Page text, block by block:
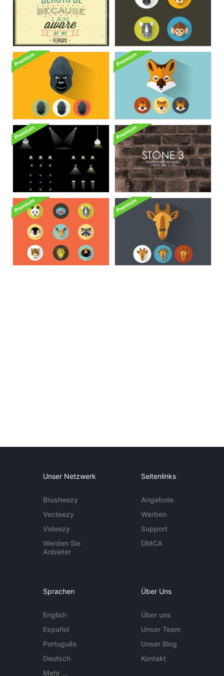
Unser Netzwerk
Brusheezy
Vecteezy
Videezy
Werden Sie
Anbieter
Seitenlinks
Angebote
Werben
Support
DMCA
Sprachen
English
Español
Português
Deutsch
Mehr ...
Über Uns
Über uns
Unser Team
Unser Blog
Kontakt